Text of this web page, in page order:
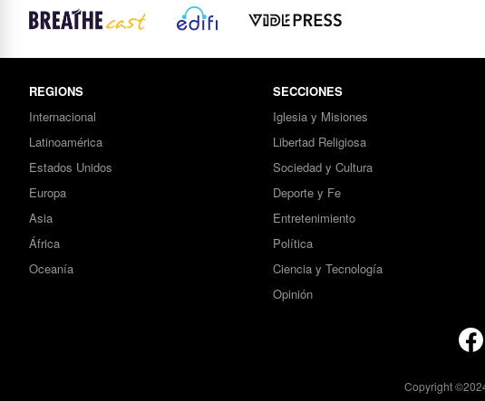
REGIONS
Internacional
Latinoamérica
Estados Unidos
Europa
Asia
África
Oceanía
SECCIONES
Iglesia y Misiones
Libertad Religiosa
Sociedad y Cultura
Deporte y Fe
Entretenimiento
Política
Ciencia y Tecnología
Opinión
Copyright